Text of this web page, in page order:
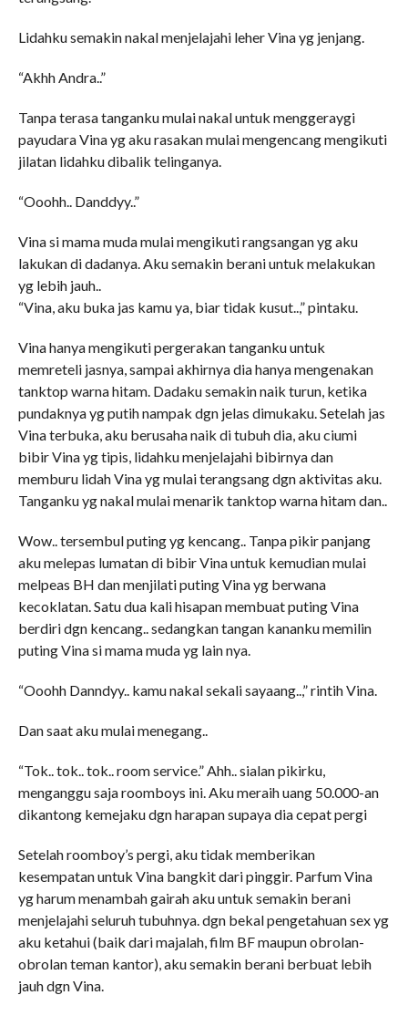
Lidahku semakin nakal menjelajahi leher Vina yg jenjang.
“Akhh Andra..”
Tanpa terasa tanganku mulai nakal untuk menggeraygi
payudara Vina yg aku rasakan mulai mengencang mengikuti
jilatan lidahku dibalik telinganya.
“Ooohh.. Danddyy..”
Vina si mama muda mulai mengikuti rangsangan yg aku
lakukan di dadanya. Aku semakin berani untuk melakukan
yg lebih jauh..
“Vina, aku buka jas kamu ya, biar tidak kusut..,” pintaku.
Vina hanya mengikuti pergerakan tanganku untuk
memreteli jasnya, sampai akhirnya dia hanya mengenakan
tanktop warna hitam. Dadaku semakin naik turun, ketika
pundaknya yg putih nampak dgn jelas dimukaku. Setelah jas
Vina terbuka, aku berusaha naik di tubuh dia, aku ciumi
bibir Vina yg tipis, lidahku menjelajahi bibirnya dan
memburu lidah Vina yg mulai terangsang dgn aktivitas aku.
Tanganku yg nakal mulai menarik tanktop warna hitam dan..
Wow.. tersembul puting yg kencang.. Tanpa pikir panjang
aku melepas lumatan di bibir Vina untuk kemudian mulai
melpeas BH dan menjilati puting Vina yg berwana
kecoklatan. Satu dua kali hisapan membuat puting Vina
berdiri dgn kencang.. sedangkan tangan kananku memilin
puting Vina si mama muda yg lain nya.
“Ooohh Danndyy.. kamu nakal sekali sayaang..,” rintih Vina.
Dan saat aku mulai menegang..
“Tok.. tok.. tok.. room service.” Ahh.. sialan pikirku,
menganggu saja roomboys ini. Aku meraih uang 50.000-an
dikantong kemejaku dgn harapan supaya dia cepat pergi
Setelah roomboy’s pergi, aku tidak memberikan
kesempatan untuk Vina bangkit dari pinggir. Parfum Vina
yg harum menambah gairah aku untuk semakin berani
menjelajahi seluruh tubuhnya. dgn bekal pengetahuan sex yg
aku ketahui (baik dari majalah, film BF maupun obrolan-
obrolan teman kantor), aku semakin berani berbuat lebih
jauh dgn Vina.